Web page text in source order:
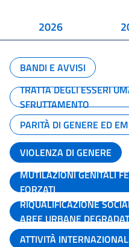
2026
BANDI E AVVISI
TRATTA DEGLI ESSERI
SFRUTTAMENTO
PARITÀ DI GENERE ED
VIOLENZA DI GENERE
MUTILAZIONI GENITALI
FORZATI
RIQUALIFICAZIONE
AREE URBANE
ATTIVITÀ